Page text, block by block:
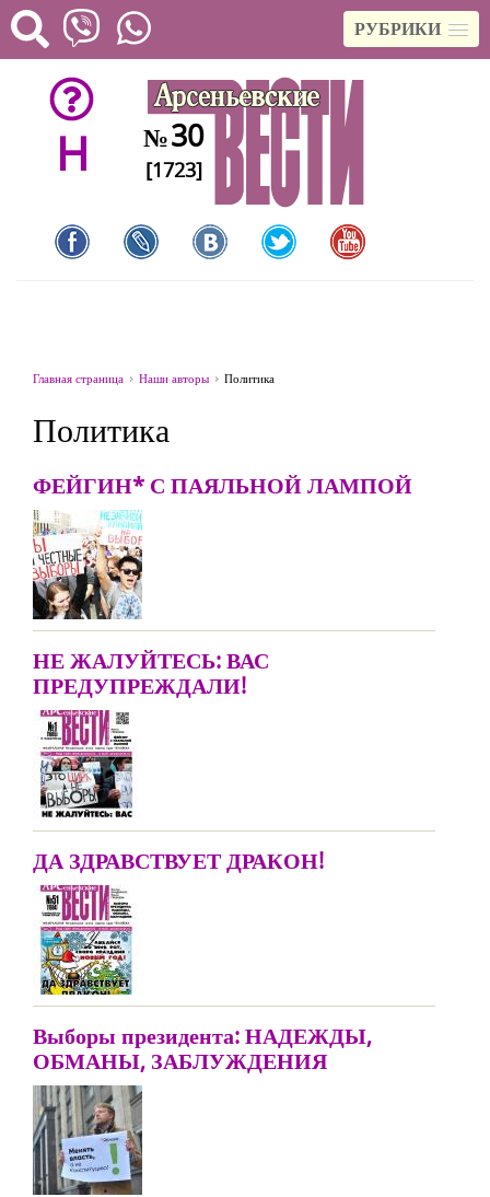
РУБРИКИ
H №30
[1723]
Главная страница Наши авторы Политика
Политика
ФЕЙГИН* С ПАЯЛЬНОЙ ЛАМПОЙ
НЕ ЖАЛУЙТЕСЬ: ВАС
ПРЕДУПРЕЖДАЛИ!
ДА ЗДРАВСТВУЕТ ДРАКОН!
Выборы президента: НАДЕЖДЫ,
ОБМАНЫ, ЗАБЛУЖДЕНИЯ